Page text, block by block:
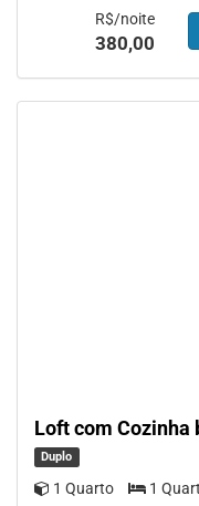
R$/noite
380,00
Loft com Cozinha
Duplo
1 Quarto 1